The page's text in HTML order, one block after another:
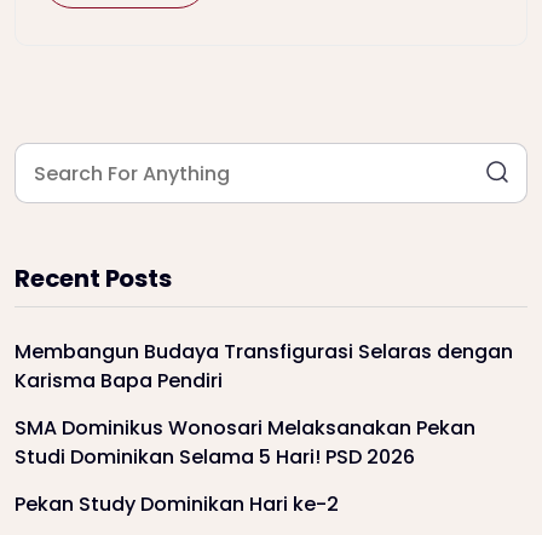
Recent Posts
Membangun Budaya Transfigurasi Selaras dengan
Karisma Bapa Pendiri
SMA Dominikus Wonosari Melaksanakan Pekan
Studi Dominikan Selama 5 Hari! PSD 2026
Pekan Study Dominikan Hari ke-2